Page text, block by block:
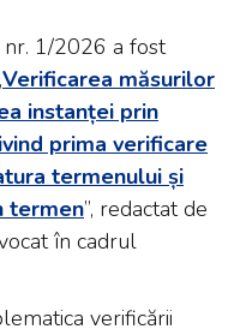
nr. 1/2026 a fost
Verificarea măsurilor
instanței prin
prima verificare
termenului și
termen”, redactat de
în cadrul
verificării